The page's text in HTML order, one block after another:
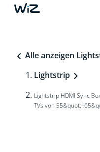
Alle anzeigen
Lightstrip
Lightstrip HDMI Sync
TVs von